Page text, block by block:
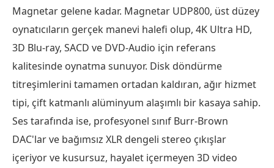
Magnetar gelene kadar. Magnetar UDP800, üst düzey
oynatıcıların gerçek manevi halefi olup, 4K Ultra HD,
3D Blu-ray, SACD ve DVD-Audio için referans
kalitesinde oynatma sunuyor. Disk döndürme
titreşimlerini tamamen ortadan kaldıran, ağır hizmet
tipi, çift katmanlı alüminyum alaşımlı bir kasaya sahip.
Ses tarafında ise, profesyonel sınıf Burr-Brown
DAC'lar ve bağımsız XLR dengeli stereo çıkışlar
içeriyor ve kusursuz, hayalet içermeyen 3D video